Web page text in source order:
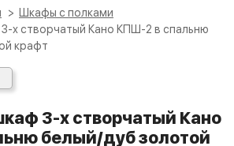
Шкафы с полками
крафт
белый/дуб золотой